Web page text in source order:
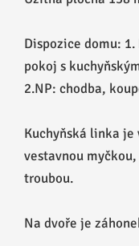
Dispozice domu:
pokoj s
2.NP: chodba,
Kuchyňská linka
vestavnou
troubou.
Na dvoře je